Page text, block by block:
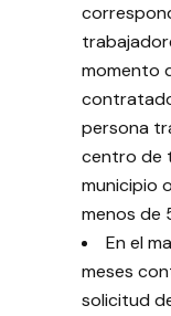
momento
persona
centro de
municipio
menos de
En el
meses
solicitud